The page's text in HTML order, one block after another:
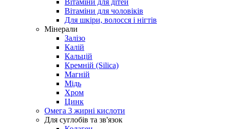
Вітаміни для чоловіків
Для шкіри, волосся і нігтів
Мінерали
Залізо
Калій
Кальцій
Кремній (Silica)
Магній
Мідь
Хром
Цинк
Омега 3 жирні кислоти
Для суглобів та зв'язок